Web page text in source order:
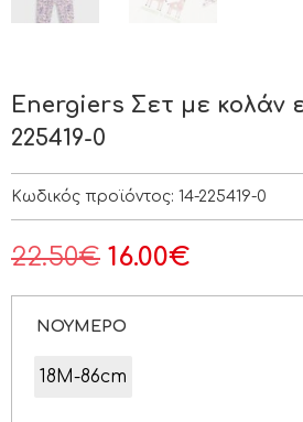
Energiers Σετ με κολάν
225419-0
Κωδικός προϊόντος: 14-225419-0
22.50€ 16.00€
ΝΟΥΜΕΡΟ
18M-86cm